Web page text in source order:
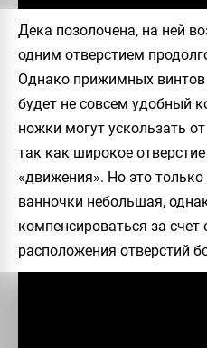
Дека позолочена, на ней
одним отверстием
Однако прижимных винтов
будет не совсем удобный
ножки могут ускользать
так как широкое отверстие
«движения». Но это
ванночки небольшая,
компенсироваться за счет
расположения отверстий